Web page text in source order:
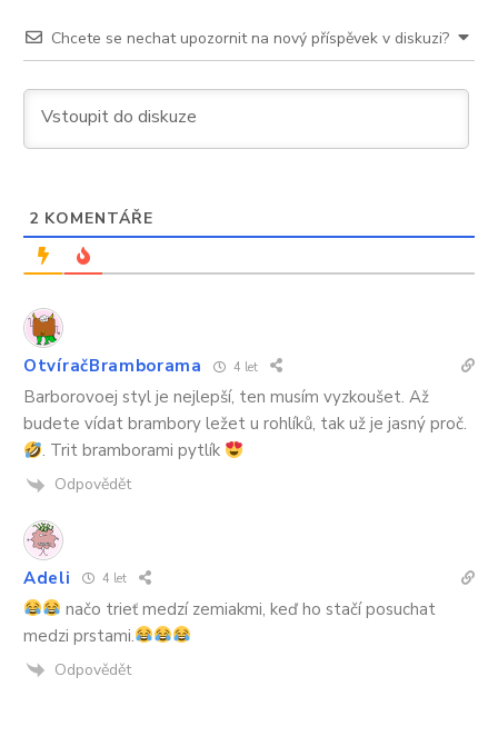
Chcete se nechat upozornit na nový příspěvek v diskuzi?
2 KOMENTÁŘE
OtvíračBramborama 4 let
Barborovoej styl je nejlepší, ten musím vyzkoušet. Až
budete vídat brambory ležet u rohlíků, tak už je jasný proč.
. Trit bramborami pytlík
Odpovědět
Adeli 4 let
načo trieť medzí zemiakmi, keď ho stačí posuchat
medzi prstami.
Odpovědět